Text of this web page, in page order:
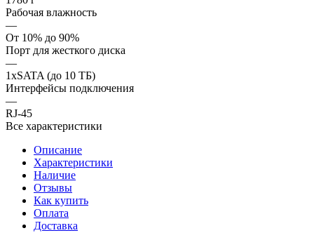
Рабочая влажность
—
От 10% до 90%
Порт для жесткого диска
—
1xSATA (до 10 ТБ)
Интерфейсы подключения
—
RJ-45
Все характеристики
Описание
Характеристики
Наличие
Отзывы
Как купить
Оплата
Доставка